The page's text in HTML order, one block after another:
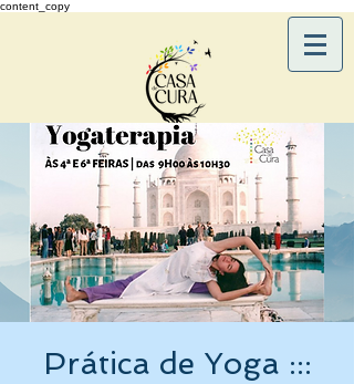
content_copy
Prática de Yoga :::